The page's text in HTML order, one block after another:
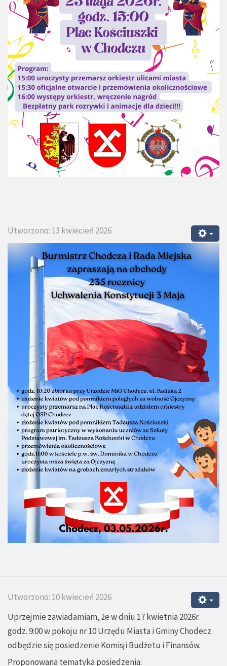
Utworzono: 13 kwiecień 2026
Utworzono: 10 kwiecień 2026
Uprzejmie zawiadamiam, że w dniu 17 kwietnia 2026r.
godz. 9:00 w pokoju nr 10 Urzędu Miasta i Gminy Chodecz
odbędzie się posiedzenie Komisji Budżetu i Finansów.
Proponowana tematyka posiedzenia: